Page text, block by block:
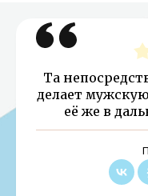
Та
делает
её же в